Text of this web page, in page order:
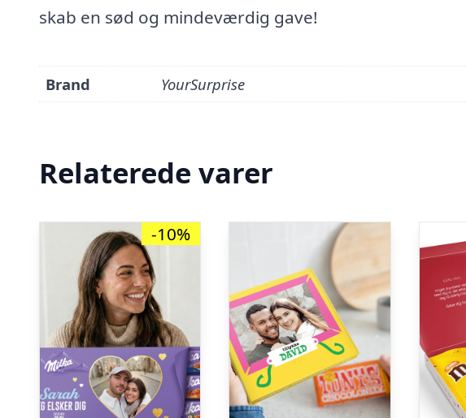
skab en sød og mindeværdig gave!
Brand YourSurprise
Relaterede varer
-10%